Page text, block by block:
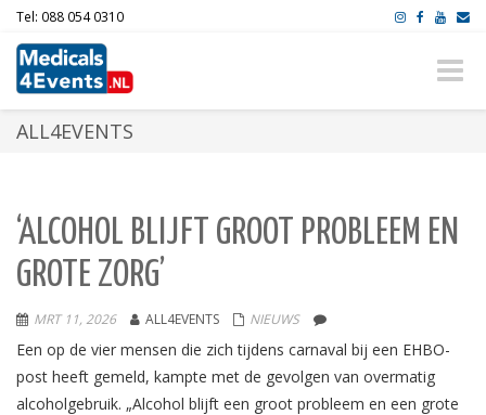
Tel: 088 054 0310
Toggle
ALL4EVENTS
‘ALCOHOL BLIJFT GROOT PROBLEEM EN
GROTE ZORG’
MRT 11, 2026 ALL4EVENTS NIEUWS
Een op de vier mensen die zich tijdens carnaval bij een EHBO-
post heeft gemeld, kampte met de gevolgen van overmatig
alcoholgebruik. „Alcohol blijft een groot probleem en een grote